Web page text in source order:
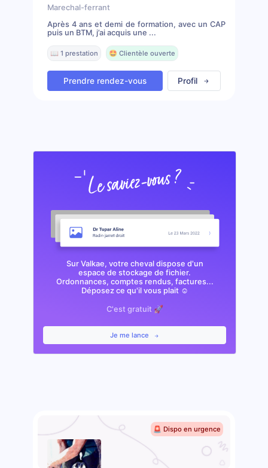
Marechal-ferrant
Après 4 ans et demi de formation, avec un CAP
puis un BTM, j’ai acquis une ...
📖 1 prestation 🤩 Clientèle ouverte
Prendre rendez-vous Profil
Sur Valkae, votre cheval dispose d'un
espace de stockage de fichier.
Ordonnances, comptes rendus, factures...
Déposez ce qu'il vous plait ☺️
C'est gratuit 🚀
Je me lance
🚨 Dispo en urgence